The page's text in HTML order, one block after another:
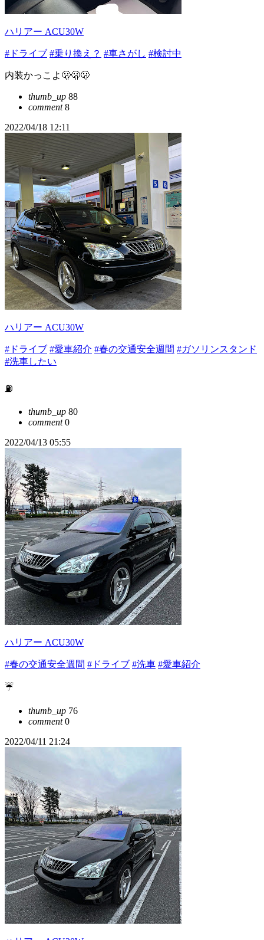
ハリアー ACU30W
#ドライブ #乗り換え？ #車さがし #検討中
内装かっこよ🫢🫢🫢
thumb_up 88
comment8
2022/04/18 12:11
ハリアー ACU30W
#ドライブ #愛車紹介 #春の交通安全週間 #ガソリンスタンド
#洗車したい
⛽️
thumb_up 80
comment0
2022/04/13 05:55
ハリアー ACU30W
#春の交通安全週間 #ドライブ #洗車 #愛車紹介
☔️
thumb_up 76
comment0
2022/04/11 21:24